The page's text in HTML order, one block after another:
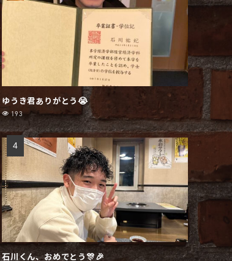
ゆうき君ありがとう😭
193
石川くん、おめでとう🎊🎉